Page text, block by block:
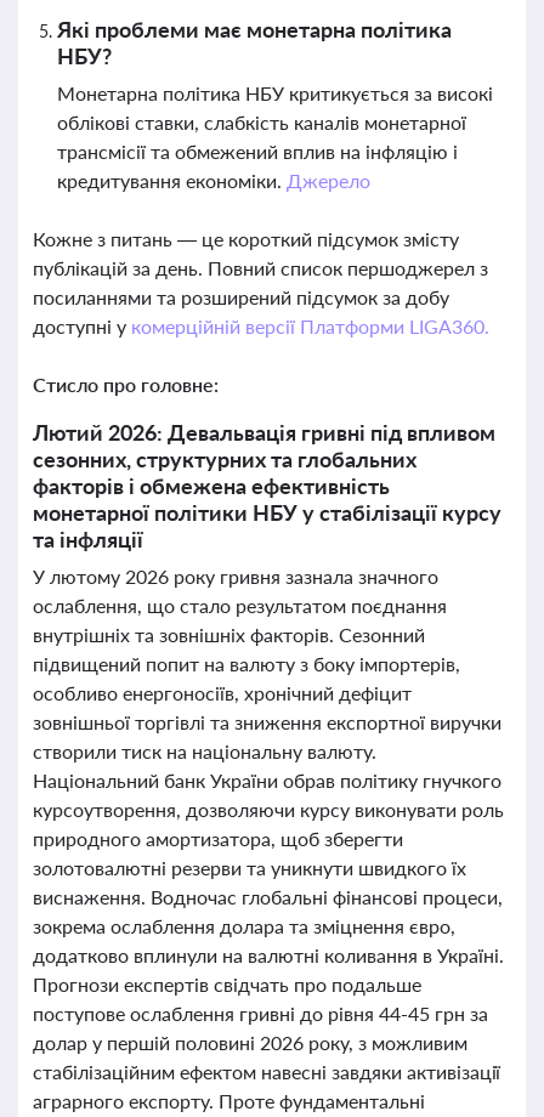
Які проблеми має монетарна політика
НБУ?
Монетарна політика НБУ критикується за високі
облікові ставки, слабкість каналів монетарної
трансмісії та обмежений вплив на інфляцію і
кредитування економіки. Джерело
Кожне з питань — це короткий підсумок змісту
публікацій за день. Повний список першоджерел з
посиланнями та розширений підсумок за добу
доступні у комерційній версії Платформи LIGA360.
Стисло про головне:
Лютий 2026: Девальвація гривні під впливом
сезонних, структурних та глобальних
факторів і обмежена ефективність
монетарної політики НБУ у стабілізації курсу
та інфляції
У лютому 2026 року гривня зазнала значного
ослаблення, що стало результатом поєднання
внутрішніх та зовнішніх факторів. Сезонний
підвищений попит на валюту з боку імпортерів,
особливо енергоносіїв, хронічний дефіцит
зовнішньої торгівлі та зниження експортної виручки
створили тиск на національну валюту.
Національний банк України обрав політику гнучкого
курсоутворення, дозволяючи курсу виконувати роль
природного амортизатора, щоб зберегти
золотовалютні резерви та уникнути швидкого їх
виснаження. Водночас глобальні фінансові процеси,
зокрема ослаблення долара та зміцнення євро,
додатково вплинули на валютні коливання в Україні.
Прогнози експертів свідчать про подальше
поступове ослаблення гривні до рівня 44-45 грн за
долар у першій половині 2026 року, з можливим
стабілізаційним ефектом навесні завдяки активізації
аграрного експорту. Проте фундаментальні